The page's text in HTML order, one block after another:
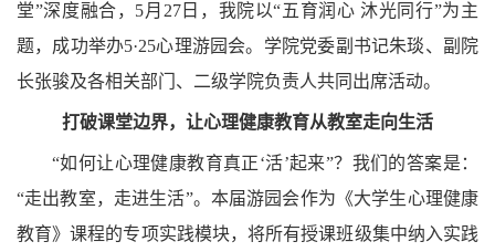
堂”深度融合，5月27日，我院以“五育润心 沐光同行”为主
题，成功举办5·25心理游园会。学院党委副书记朱琰、副院
长张骏及各相关部门、二级学院负责人共同出席活动。
打破课堂边界，让心理健康教育从教室走向生活
“如何让心理健康教育真正‘活’起来”？我们的答案是：
“走出教室，走进生活”。本届游园会作为《大学生心理健康
教育》课程的专项实践模块，将所有授课班级集中纳入实践